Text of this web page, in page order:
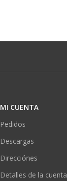
MI CUENTA
Pedidos
Descargas
Direcciónes
Detalles de la cuenta